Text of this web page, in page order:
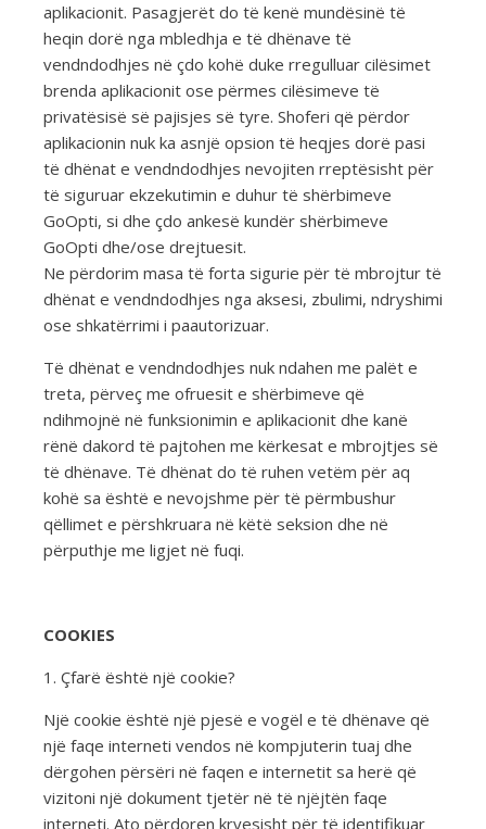
aplikacionit. Pasagjerët do të kenë mundësinë të
heqin dorë nga mbledhja e të dhënave të
vendndodhjes në çdo kohë duke rregulluar cilësimet
brenda aplikacionit ose përmes cilësimeve të
privatësisë së pajisjes së tyre. Shoferi që përdor
aplikacionin nuk ka asnjë opsion të heqjes dorë pasi
të dhënat e vendndodhjes nevojiten rreptësisht për
të siguruar ekzekutimin e duhur të shërbimeve
GoOpti, si dhe çdo ankesë kundër shërbimeve
GoOpti dhe/ose drejtuesit.
Ne përdorim masa të forta sigurie për të mbrojtur të
dhënat e vendndodhjes nga aksesi, zbulimi, ndryshimi
ose shkatërrimi i paautorizuar.
Të dhënat e vendndodhjes nuk ndahen me palët e
treta, përveç me ofruesit e shërbimeve që
ndihmojnë në funksionimin e aplikacionit dhe kanë
rënë dakord të pajtohen me kërkesat e mbrojtjes së
të dhënave. Të dhënat do të ruhen vetëm për aq
kohë sa është e nevojshme për të përmbushur
qëllimet e përshkruara në këtë seksion dhe në
përputhje me ligjet në fuqi.
COOKIES
1. Çfarë është një cookie?
Një cookie është një pjesë e vogël e të dhënave që
një faqe interneti vendos në kompjuterin tuaj dhe
dërgohen përsëri në faqen e internetit sa herë që
vizitoni një dokument tjetër në të njëjtën faqe
interneti. Ato përdoren kryesisht për të identifikuar